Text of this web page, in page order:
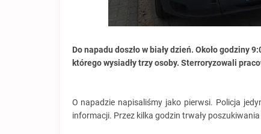
Do napadu doszło w biały dzień. Około godziny
którego wysiadły trzy osoby. Sterroryzowali
O napadzie napisaliśmy jako pierwsi. Policja
informacji. Przez kilka godzin trwały